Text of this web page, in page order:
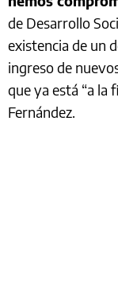
de Desarrollo
existencia de un
ingreso de
que ya está “a la
Fernández.